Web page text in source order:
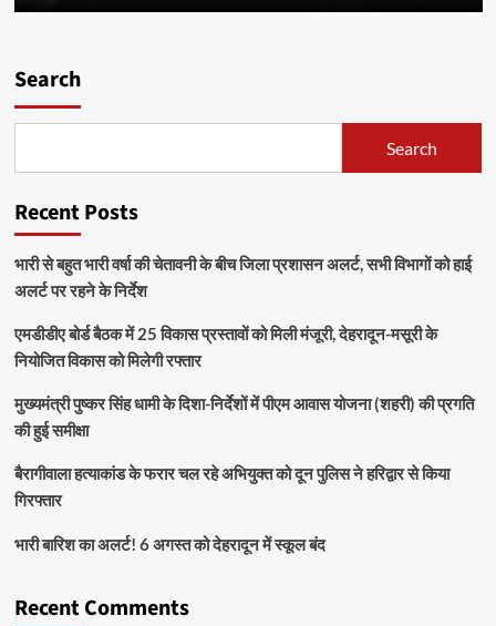
Search
Search
Recent Posts
भारी से बहुत भारी वर्षा की चेतावनी के बीच जिला प्रशासन अलर्ट, सभी विभागों को हाई
अलर्ट पर रहने के निर्देश
एमडीडीए बोर्ड बैठक में 25 विकास प्रस्तावों को मिली मंजूरी, देहरादून-मसूरी के
नियोजित विकास को मिलेगी रफ्तार
मुख्यमंत्री पुष्कर सिंह धामी के दिशा-निर्देशों में पीएम आवास योजना (शहरी) की प्रगति
की हुई समीक्षा
बैरागीवाला हत्याकांड के फरार चल रहे अभियुक्त को दून पुलिस ने हरिद्वार से किया
गिरफ्तार
भारी बारिश का अलर्ट! 6 अगस्त को देहरादून में स्कूल बंद
Recent Comments